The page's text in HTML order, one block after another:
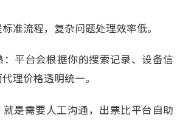
准流程，复杂问题处理效率低。
：平台会根据你的搜索记录、设备信
理价格透明统一。
是需要人工沟通，出票比平台自助